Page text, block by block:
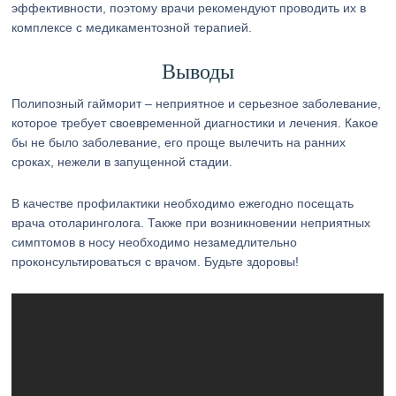
эффективности, поэтому врачи рекомендуют проводить их в
комплексе с медикаментозной терапией.
Выводы
Полипозный гайморит – неприятное и серьезное заболевание,
которое требует своевременной диагностики и лечения. Какое
бы не было заболевание, его проще вылечить на ранних
сроках, нежели в запущенной стадии.
В качестве профилактики необходимо ежегодно посещать
врача отоларинголога. Также при возникновении неприятных
симптомов в носу необходимо незамедлительно
проконсультироваться с врачом. Будьте здоровы!